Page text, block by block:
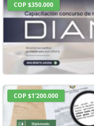
COP $350.000
COP $1'200.000